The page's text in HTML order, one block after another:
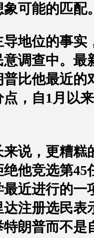
象可能的匹配
地位的事实
调查中。最
比他最近的
，自1月以
说，更糟糕
他竞选第45
近进行的一
注册选民表
朗普而不是